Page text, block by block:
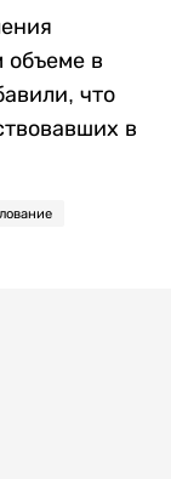
объеме в
что
в